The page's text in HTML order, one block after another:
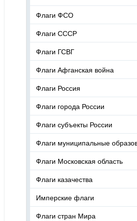
Флаги ФСО
Флаги СССР
Флаги ГСВГ
Флаги Афганская война
Флаги Россия
Флаги города России
Флаги субъекты России
Флаги муниципальные
Флаги Московская область
Флаги казачества
Имперские флаги
Флаги стран Мира